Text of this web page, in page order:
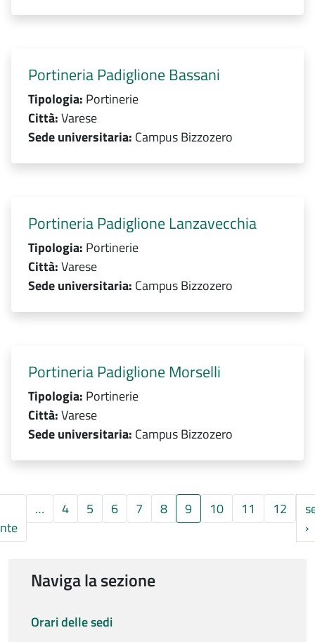
Portineria Padiglione Bassani
Tipologia: Portinerie
Città:Varese
Sede universitaria: Campus Bizzozero
Portineria Padiglione Lanzavecchia
Tipologia: Portinerie
Città:Varese
Sede universitaria: Campus Bizzozero
Portineria Padiglione Morselli
Tipologia: Portinerie
Città:Varese
Sede universitaria: Campus Bizzozero
Pagina precedente
… 4 5 6 7 8 9 10 11 12
›
Naviga la sezione
Orari delle sedi